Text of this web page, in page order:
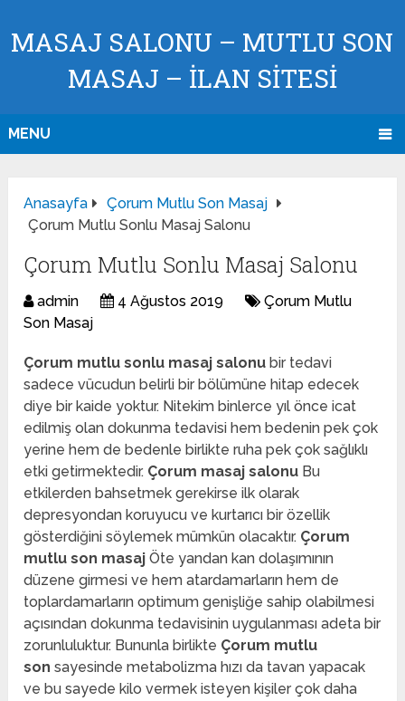
MASAJ SALONU – MUTLU SON
MASAJ – İLAN SİTESİ
MENU
Anasayfa
Çorum Mutlu Son Masaj
Çorum Mutlu Sonlu Masaj Salonu
Çorum Mutlu Sonlu Masaj Salonu
admin 4 Ağustos 2019
Çorum Mutlu
Son Masaj
Çorum mutlu sonlu masaj salonu bir tedavi
sadece vücudun belirli bir bölümüne hitap edecek
diye bir kaide yoktur. Nitekim binlerce yıl önce icat
edilmiş olan dokunma tedavisi hem bedenin pek çok
yerine hem de bedenle birlikte ruha pek çok sağlıklı
etki getirmektedir. Çorum masaj salonu Bu
etkilerden bahsetmek gerekirse ilk olarak
depresyondan koruyucu ve kurtarıcı bir özellik
gösterdiğini söylemek mümkün olacaktır. Çorum
mutlu son masajÖte yandan kan dolaşımının
düzene girmesi ve hem atardamarların hem de
toplardamarların optimum genişliğe sahip olabilmesi
açısından dokunma tedavisinin uygulanması adeta bir
zorunluluktur. Bununla birlikte Çorum mutlu
son sayesinde metabolizma hızı da tavan yapacak
ve bu sayede kilo vermek isteyen kişiler çok daha